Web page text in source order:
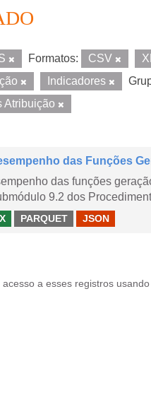
Formatos: CSV
Indicadores
Atribuição
das Funções
das funções
9.2 dos
PARQUET JSON
a esses registros